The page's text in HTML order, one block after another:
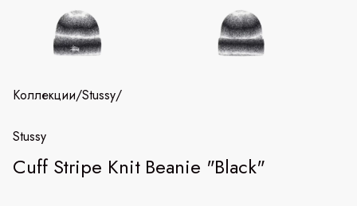
Коллекции/Stussy/
Stussy
Cuff Stripe Knit Beanie "Black"